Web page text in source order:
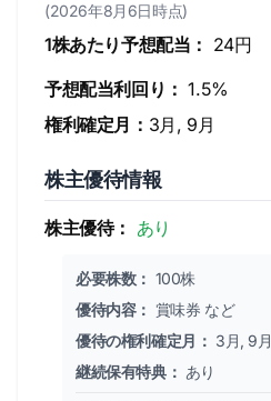
(2026年8月6日時点)
1株あたり予想配当： 24円
予想配当利回り： 1.5%
権利確定月： 3月, 9月
株主優待情報
株主優待： あり
必要株数： 100株
優待内容： 賞味券 など
優待の権利確定月： 3月, 9月
継続保有特典： あり